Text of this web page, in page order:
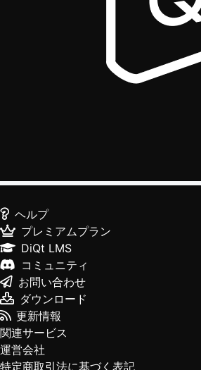
ヘルプ
プレミアムプラン
DiQt LMS
コミュニティ
お問い合わせ
ダウンロード
更新情報
関連サービス
運営会社
特定商取引法に基づく表記